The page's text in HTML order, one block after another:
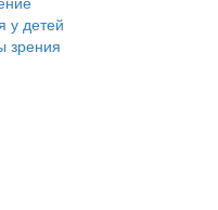
у детей
зрения